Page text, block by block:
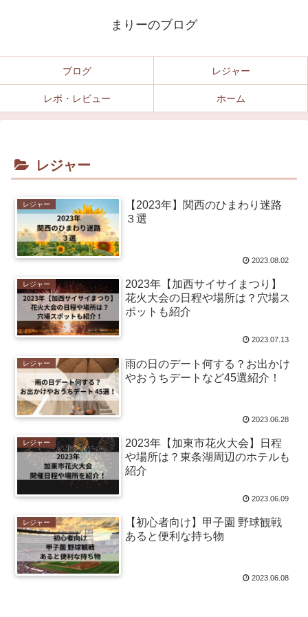
まりーのブログ
ブログ レジャー
レポ・レビュー ホーム
レジャー
レジャー
【2023年】関西のひまわり迷路
３選
2023.08.02
レジャー
2023年【加西サイサイまつり】
花火大会の日程や場所は？穴場ス
ポットも紹介
2023.07.13
レジャー
雨の日のデート何する？お出かけ
やおうちデートなど45選紹介！
2023.06.28
レジャー
2023年【加東市花火大会】日程
や場所は？東条湖周辺のホテルも
紹介
2023.06.09
レジャー
【初心者向け】甲子園 野球観戦
あると便利な持ち物
2023.06.08